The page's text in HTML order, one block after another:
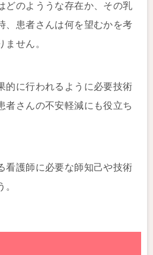
どのよううな存在か、その乳
、患者さんは何を望むかを考
ません。
的に行われるように必要技術
者さんの不安軽減にも役立ち
看護師に必要な師知己や技術